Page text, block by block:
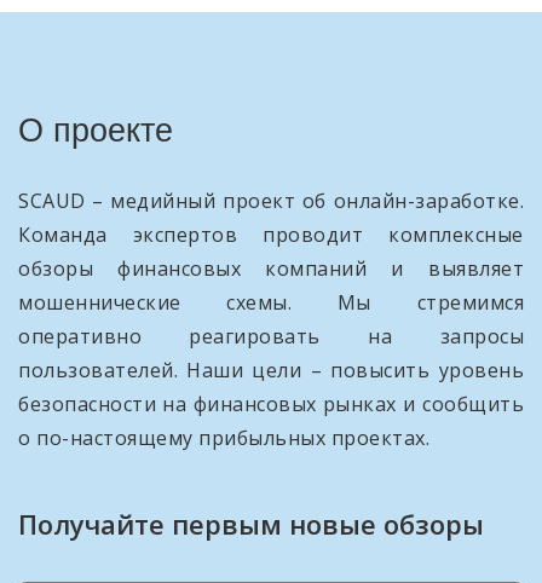
О проекте
SCAUD – медийный проект об онлайн-заработке.
Команда экспертов проводит комплексные
обзоры финансовых компаний и выявляет
мошеннические схемы. Мы стремимся
оперативно реагировать на запросы
пользователей. Наши цели – повысить уровень
безопасности на финансовых рынках и сообщить
о по-настоящему прибыльных проектах.
Получайте первым новые обзоры